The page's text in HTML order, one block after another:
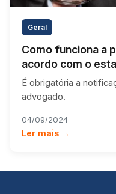
Geral
Como funciona a
acordo com o
É obrigatória a
advogado.
04/09/2024
Ler mais →